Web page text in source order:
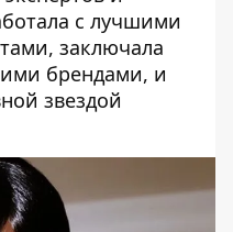
с лучшими
заключала
брендами, и
звездой